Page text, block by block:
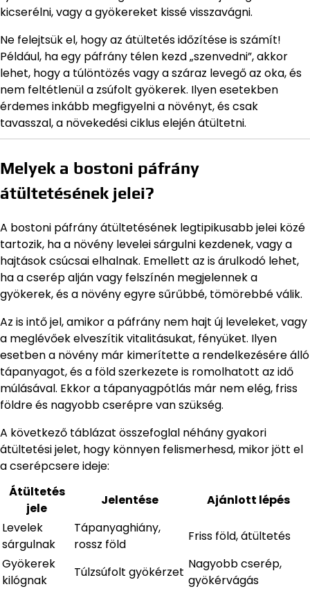
kicserélni, vagy a gyökereket kissé visszavágni.
Ne felejtsük el, hogy az átültetés időzítése is számít!
Például, ha egy páfrány télen kezd „szenvedni”, akkor
lehet, hogy a túlöntözés vagy a száraz levegő az oka, és
nem feltétlenül a zsúfolt gyökerek. Ilyen esetekben
érdemes inkább megfigyelni a növényt, és csak
tavasszal, a növekedési ciklus elején átültetni.
Melyek a bostoni páfrány
átültetésének jelei?
A bostoni páfrány átültetésének legtipikusabb jelei közé
tartozik, ha a növény levelei sárgulni kezdenek, vagy a
hajtások csúcsai elhalnak. Emellett az is árulkodó lehet,
ha a cserép alján vagy felszínén megjelennek a
gyökerek, és a növény egyre sűrűbbé, tömörebbé válik.
Az is intő jel, amikor a páfrány nem hajt új leveleket, vagy
a meglévőek elveszítik vitalitásukat, fényüket. Ilyen
esetben a növény már kimerítette a rendelkezésére álló
tápanyagot, és a föld szerkezete is romolhatott az idő
múlásával. Ekkor a tápanyagpótlás már nem elég, friss
földre és nagyobb cserépre van szükség.
A következő táblázat összefoglal néhány gyakori
átültetési jelet, hogy könnyen felismerhesd, mikor jött el
a cserépcsere ideje:
Átültetés
jele
Jelentése
Ajánlott lépés
Levelek
sárgulnak
Tápanyaghiány,
rossz föld
Friss föld, átültetés
Gyökerek
kilógnak
Túlzsúfolt gyökérzet
Nagyobb cserép,
gyökérvágás